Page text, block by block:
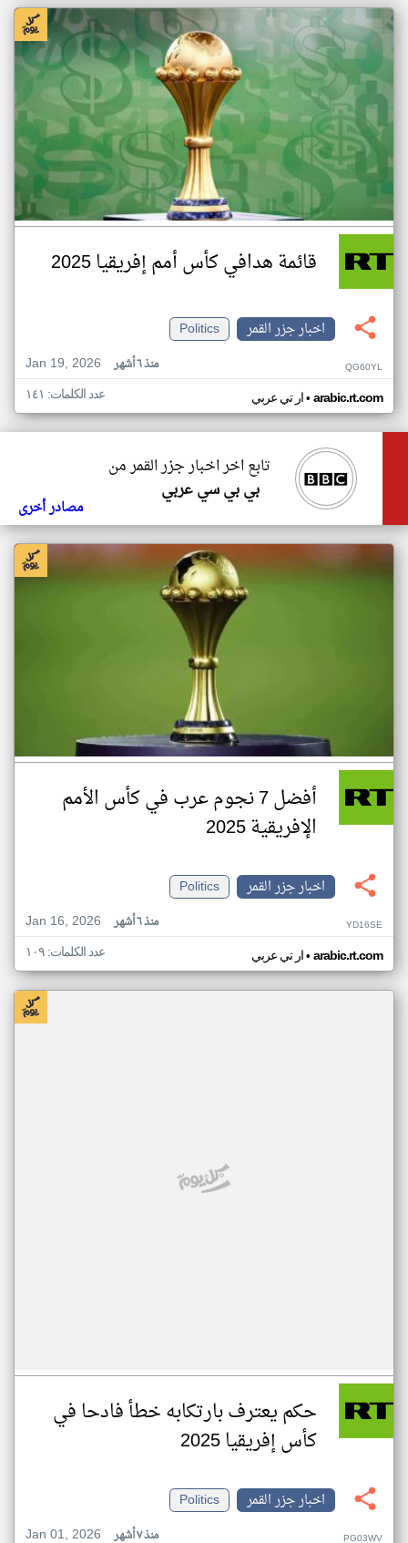
قائمة هدافي كأس أمم إفريقيا 2025
اخبار جزر القمر
Politics
Jan 19, 2026
منذ ٦ أشهر QG60YL
ار تي عربي• arabic.rt.com عدد الكلمات: ١٤١
تابع اخر اخبار جزر القمر من
بي بي سي عربي
مصادر أخرى
أفضل 7 نجوم عرب في كأس الأمم
الإفريقية 2025
اخبار جزر القمر
Politics
Jan 16, 2026
منذ ٦ أشهر YD16SE
ار تي عربي• arabic.rt.com عدد الكلمات: ١٠٩
حكم يعترف بارتكابه خطأ فادحا في
كأس إفريقيا 2025
اخبار جزر القمر
Politics
Jan 01, 2026
منذ ٧ أشهر PG03WV